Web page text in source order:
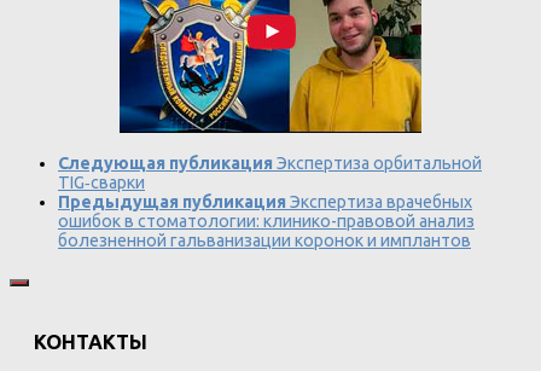
Следующая публикация Экспертиза орбитальной
TIG‑сварки
Предыдущая публикация Экспертиза врачебных
ошибок в стоматологии: клинико-правовой анализ
болезненной гальванизации коронок и имплантов
КОНТАКТЫ